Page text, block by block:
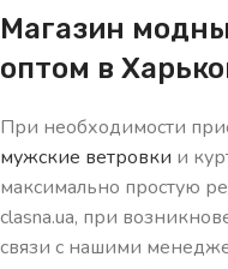
Магазин
оптом в
При необходимости
мужские ветровки и
максимально простую
clasna.ua, при
связи с нашими